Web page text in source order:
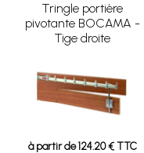
Tringle portière
pivotante BOCAMA -
Tige droite
à partir de 124.20 € TTC